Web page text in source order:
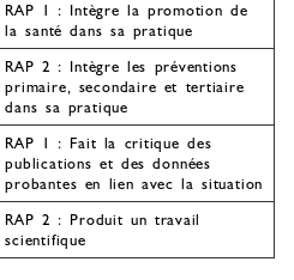
RAP 1 : Intègre la promotion de
la santé dans sa pratique
RAP 2 : Intègre les préventions
primaire, secondaire et tertiaire
dans sa pratique
RAP 1 : Fait la critique des
publications et des données
probantes en lien avec la situation
RAP 2 : Produit un travail
scientifique